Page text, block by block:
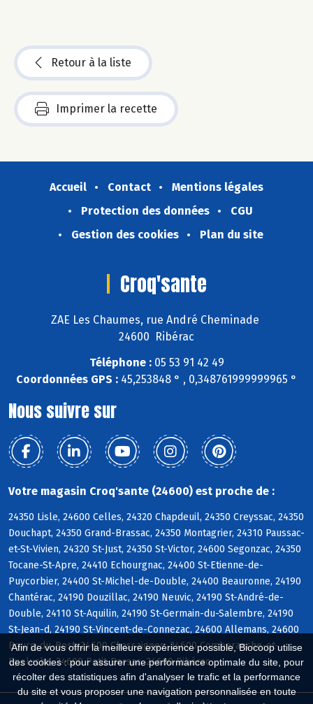
Afin de vous offrir la meilleure expérience possible, Biocoop utilise
des cookies : pour assurer une performance optimale du site, pour
récolter des statistiques afin d'analyser le trafic et la performance
du site et vous proposer une navigation personnalisée en toute
Retour à la liste
Imprimer la recette
Accueil Contact
Mentions légales
Protection des données
CGU
Gestion des cookies
Plan du site
Croq'sante
ZAE Les Chaumes, rue André Cheminade
24600 Ribérac
Téléphone :05 53 91 42 49
Coordonnées GPS : 45,253848 ° , 0,348761999999965 °
Nous suivre sur
Votre magasin Croq'sante (24600) est proche de :
24350 Lisle, 24600 Celles, 24320 Chapdeuil, 24350 Creyssac, 24350
Douchapt, 24350 Grand-Brassac, 24350 Montagrier, 24310 Paussac-
et-St-Vivien, 24320 St-Just, 24350 St-Victor, 24600 Segonzac, 24350
Tocane-St-Apre, 24410 Echourgnac, 24400 St-Etienne-de-
Puycorbier, 24400 St-Michel-de-Double, 24400 Beauronne, 24190
Chantérac, 24190 Douzillac, 24190 Neuvic, 24190 St-André-de-
Double, 24110 St-Aquilin, 24190 St-Germain-du-Salembre, 24190
St-Jean-d, 24190 St-Vincent-de-Connezac, 24600 Allemans, 24600
Bourg-du-Bost, 24600 Chassaignes, 24600 Comberanche-et-
Epeluche, 24600 Petit-Bersac, 24600 Ribérac